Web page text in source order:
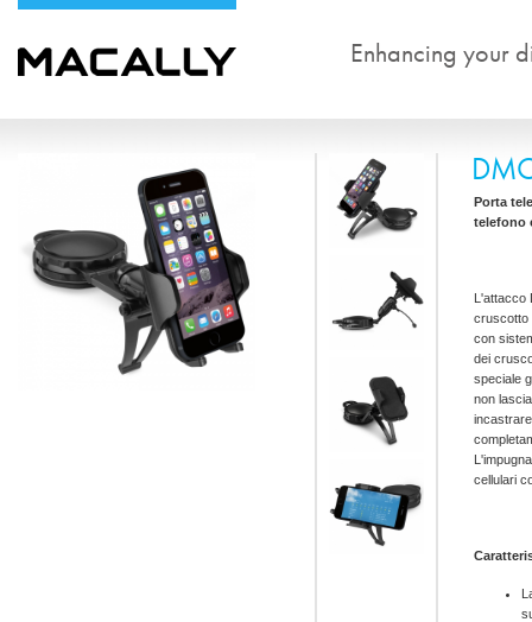
Enhancing your
Porta
telefono
L'attacco
cruscotto
con
dei
speciale
non
cellulari